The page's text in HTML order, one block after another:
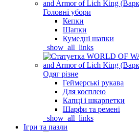
Головні убори
Кепки
Шапки
Кумедні шапки
_show_all_links
Одяг різне
Геймерські рукава
Для косплею
Капці і шкарпетки
Шарфи та ремені
_show_all_links
Ігри та пазли